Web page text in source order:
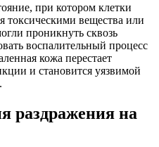
при котором клетки
токсическими вещества или
проникнуть сквозь
воспалительный процесс
кожа перестает
и становится уязвимой
раздражения на